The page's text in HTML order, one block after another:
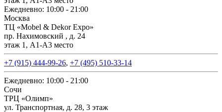
Ежедневно: 10:00 - 21:00
Москва
ТЦ «Mobel & Dekor Expo»
пр. Нахимовский , д. 24
этаж 1, А1-А3 место
+7 (915) 444-99-26, +7 (495) 510-33-14
Ежедневно: 10:00 - 21:00
Сочи
ТРЦ «Олимп»
ул. Транспортная, д. 28, 3 этаж